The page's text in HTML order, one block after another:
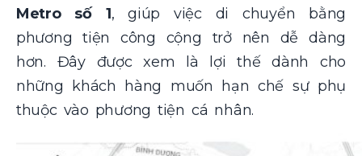
Metro số 1, giúp việc di chuyển bằng
phương tiện công cộng trở nên dễ dàng
hơn. Đây được xem là lợi thế dành cho
những khách hàng muốn hạn chế sự phụ
thuộc vào phương tiện cá nhân.